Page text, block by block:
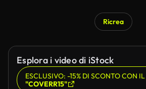
Ricrea
Esplora i video di iStock
ESCLUSIVO: -15% DI SCONTO CON
"COVERR15"